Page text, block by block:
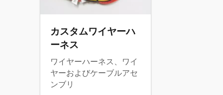
カスタムワイヤーハ
ーネス
ワイヤーハーネス、ワイ
ヤーおよびケーブルアセ
ンブリ